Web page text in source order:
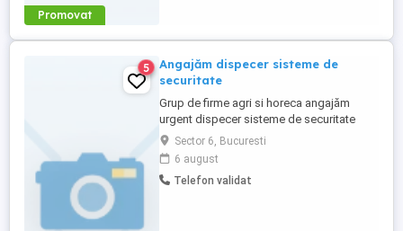
Promovat
5
Angajăm dispecer sisteme de
securitate
Grup de firme agri si horeca angajăm
urgent dispecer sisteme de securitate
video și sisteme detecție efracție.
Program luni pana vineri ture de noapte
prin rotație iar în weekend și zilele de
sărbătoare legală ture de noapte și zi prin
Sector 6, Bucuresti
6 august
Telefon validat